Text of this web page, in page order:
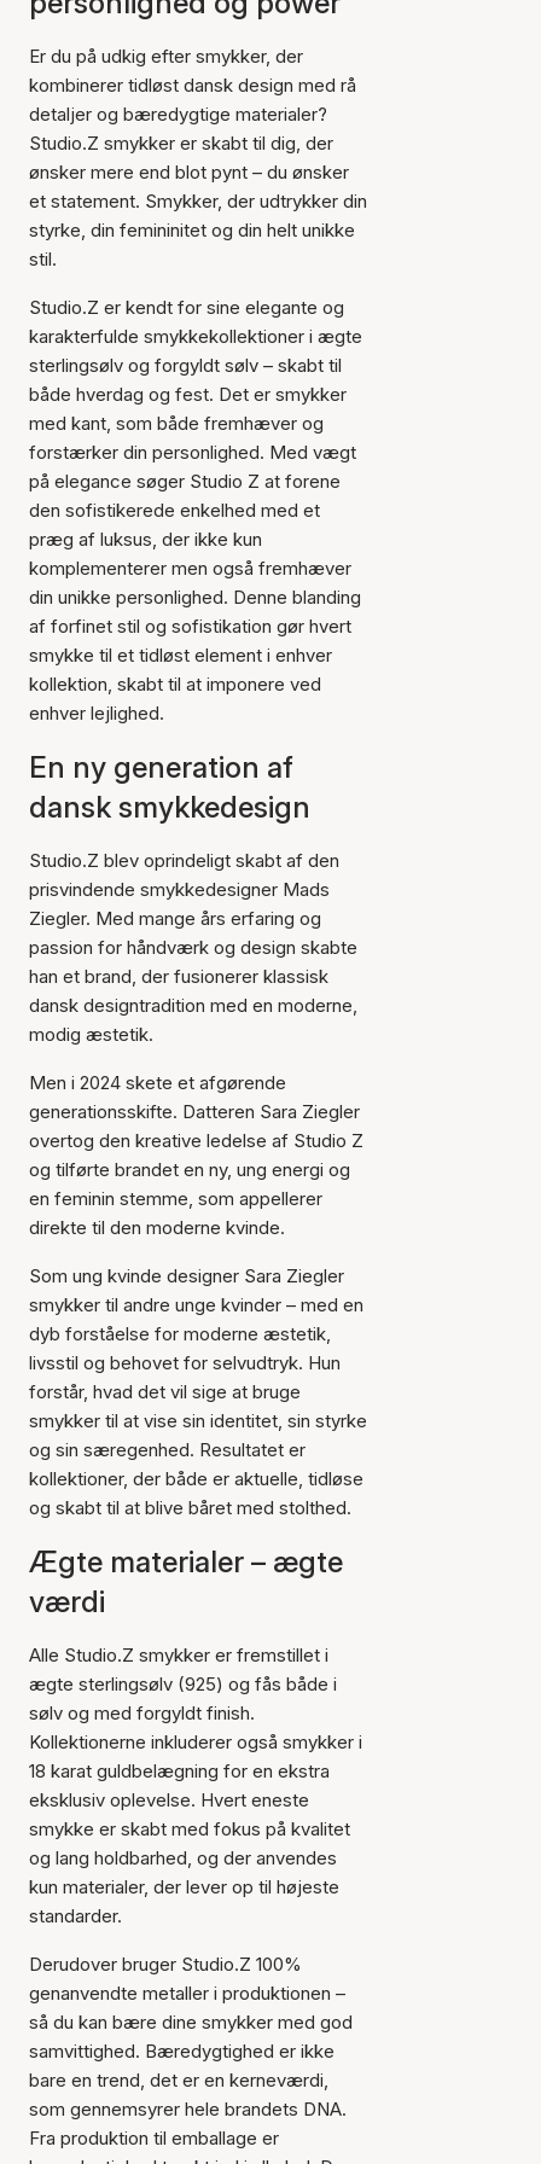
Er du på udkig efter smykker, der
kombinerer tidløst dansk design med rå
detaljer og bæredygtige materialer?
Studio.Z smykker er skabt til dig, der
ønsker mere end blot pynt – du ønsker
et statement. Smykker, der udtrykker din
styrke, din femininitet og din helt unikke
stil.
Studio.Z er kendt for sine elegante og
karakterfulde smykkekollektioner i ægte
sterlingsølv og forgyldt sølv – skabt til
både hverdag og fest. Det er smykker
med kant, som både fremhæver og
forstærker din personlighed. Med vægt
på elegance søger Studio Z at forene
den sofistikerede enkelhed med et
præg af luksus, der ikke kun
komplementerer men også fremhæver
din unikke personlighed. Denne blanding
af forfinet stil og sofistikation gør hvert
smykke til et tidløst element i enhver
kollektion, skabt til at imponere ved
enhver lejlighed.
En ny generation af
dansk smykkedesign
Studio.Z blev oprindeligt skabt af den
prisvindende smykkedesigner Mads
Ziegler. Med mange års erfaring og
passion for håndværk og design skabte
han et brand, der fusionerer klassisk
dansk designtradition med en moderne,
modig æstetik.
Men i 2024 skete et afgørende
generationsskifte. Datteren Sara Ziegler
overtog den kreative ledelse af Studio Z
og tilførte brandet en ny, ung energi og
en feminin stemme, som appellerer
direkte til den moderne kvinde.
Som ung kvinde designer Sara Ziegler
smykker til andre unge kvinder – med en
dyb forståelse for moderne æstetik,
livsstil og behovet for selvudtryk. Hun
forstår, hvad det vil sige at bruge
smykker til at vise sin identitet, sin styrke
og sin særegenhed. Resultatet er
kollektioner, der både er aktuelle, tidløse
og skabt til at blive båret med stolthed.
Ægte materialer – ægte
værdi
Alle Studio.Z smykker er fremstillet i
ægte sterlingsølv (925) og fås både i
sølv og med forgyldt finish.
Kollektionerne inkluderer også smykker i
18 karat guldbelægning for en ekstra
eksklusiv oplevelse. Hvert eneste
smykke er skabt med fokus på kvalitet
og lang holdbarhed, og der anvendes
kun materialer, der lever op til højeste
standarder.
Derudover bruger Studio.Z 100%
genanvendte metaller i produktionen –
så du kan bære dine smykker med god
samvittighed. Bæredygtighed er ikke
bare en trend, det er en kerneværdi,
som gennemsyrer hele brandets DNA.
Fra produktion til emballage er